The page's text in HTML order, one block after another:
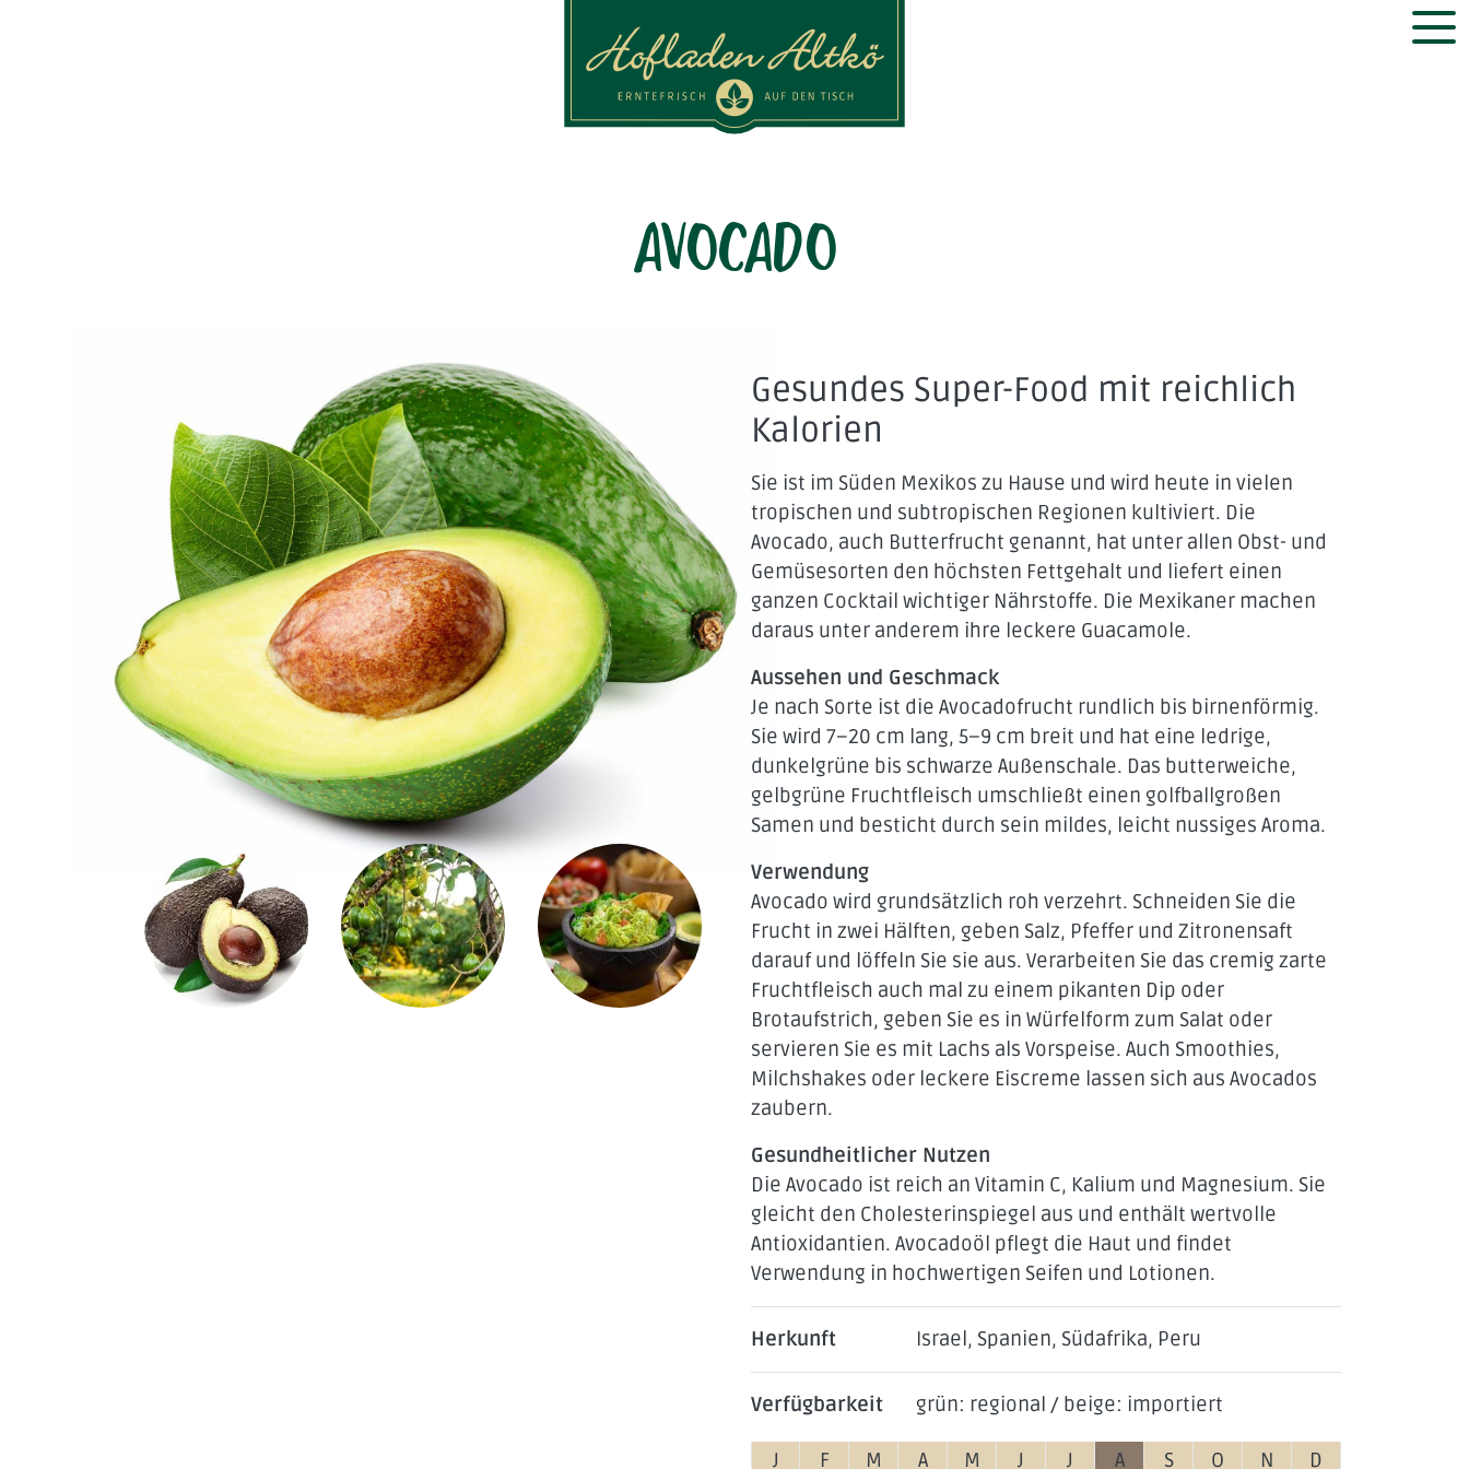
FRISCHKRÄUTER
REGIONALES OBST
BEEREN & TRAUBEN
SÜDFRÜCHTE
KÜRBISSE
PILZE
NÜSSE & KERNE
GEWÜRZE
GEMÜSEJUNGPFLANZEN
SCHNITTBLUMEN & ZIERPFLANZEN
GETRÄNKE
ÖLE & ESSIG
FRUCHTAUFSTRICHE & HONIG
VERPACKTE PRODUKTE
NEUIGKEITEN
Avocado
Gesundes Super-Food mit reichlich
Kalorien
Sie ist im Süden Mexikos zu Hause und wird heute in vielen
tropischen und subtropischen Regionen kultiviert. Die
Avocado, auch Butterfrucht genannt, hat unter allen Obst- und
Gemüsesorten den höchsten Fettgehalt und liefert einen
ganzen Cocktail wichtiger Nährstoffe. Die Mexikaner machen
daraus unter anderem ihre leckere Guacamole.
Aussehen und Geschmack
Je nach Sorte ist die Avocadofrucht rundlich bis birnenförmig.
Sie wird 7–20 cm lang, 5–9 cm breit und hat eine ledrige,
dunkelgrüne bis schwarze Außenschale. Das butterweiche,
gelbgrüne Fruchtfleisch umschließt einen golfballgroßen
Samen und besticht durch sein mildes, leicht nussiges Aroma.
Verwendung
Avocado wird grundsätzlich roh verzehrt. Schneiden Sie die
Frucht in zwei Hälften, geben Salz, Pfeffer und Zitronensaft
darauf und löffeln Sie sie aus. Verarbeiten Sie das cremig zarte
Fruchtfleisch auch mal zu einem pikanten Dip oder
Brotaufstrich, geben Sie es in Würfelform zum Salat oder
servieren Sie es mit Lachs als Vorspeise. Auch Smoothies,
Milchshakes oder leckere Eiscreme lassen sich aus Avocados
zaubern.
Gesundheitlicher Nutzen
Die Avocado ist reich an Vitamin C, Kalium und Magnesium. Sie
gleicht den Cholesterinspiegel aus und enthält wertvolle
Antioxidantien. Avocadoöl pflegt die Haut und findet
Verwendung in hochwertigen Seifen und Lotionen.
Herkunft Israel, Spanien, Südafrika, Peru
Verfügbarkeit grün: regional / beige: importiert
J F M A M J J A S O N D